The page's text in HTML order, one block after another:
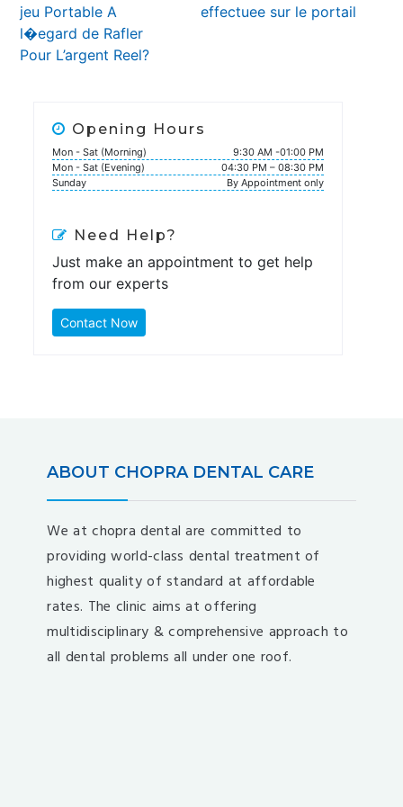
jeu Portable A
l�egard de Rafler
Pour L’argent Reel?
effectuee sur le portail
Opening Hours
Mon - Sat (Morning)
9:30 AM -01:00 PM
Mon - Sat (Evening)
04:30 PM – 08:30 PM
Sunday
By Appointment only
Need Help?
Just make an appointment to get help
from our experts
Contact Now
ABOUT CHOPRA DENTAL CARE
We at chopra dental are committed to
providing world-class dental treatment of
highest quality of standard at affordable
rates. The clinic aims at offering
multidisciplinary & comprehensive approach to
all dental problems all under one roof.